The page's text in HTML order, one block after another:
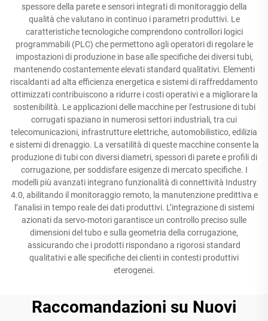
spessore della parete e sensori integrati di monitoraggio della
qualità che valutano in continuo i parametri produttivi. Le
caratteristiche tecnologiche comprendono controllori logici
programmabili (PLC) che permettono agli operatori di regolare le
impostazioni di produzione in base alle specifiche dei diversi tubi,
mantenendo costantemente elevati standard qualitativi. Elementi
riscaldanti ad alta efficienza energetica e sistemi di raffreddamento
ottimizzati contribuiscono a ridurre i costi operativi e a migliorare la
sostenibilità. Le applicazioni delle macchine per l'estrusione di tubi
corrugati spaziano in numerosi settori industriali, tra cui
telecomunicazioni, infrastrutture elettriche, automobilistico, edilizia
e sistemi di drenaggio. La versatilità di queste macchine consente la
produzione di tubi con diversi diametri, spessori di parete e profili di
corrugazione, per soddisfare esigenze di mercato specifiche. I
modelli più avanzati integrano funzionalità di connettività Industry
4.0, abilitando il monitoraggio remoto, la manutenzione predittiva e
l’analisi in tempo reale dei dati produttivi. L’integrazione di sistemi
azionati da servo-motori garantisce un controllo preciso sulle
dimensioni del tubo e sulla geometria della corrugazione,
assicurando che i prodotti rispondano a rigorosi standard
qualitativi e alle specifiche dei clienti in contesti produttivi
eterogenei.
Raccomandazioni su Nuovi